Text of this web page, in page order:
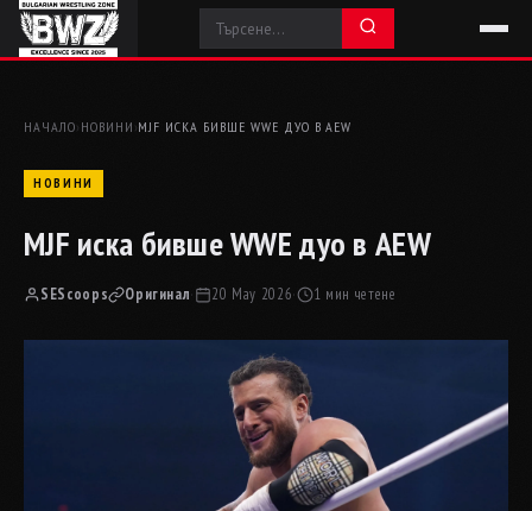
НАЧАЛО› НОВИНИ ›MJF ИСКА БИВШЕ WWE ДУО В AEW
НОВИНИ
MJF иска бивше WWE дуо в AEW
SEScoops Оригинал· 20 May 2026· 1 мин четене